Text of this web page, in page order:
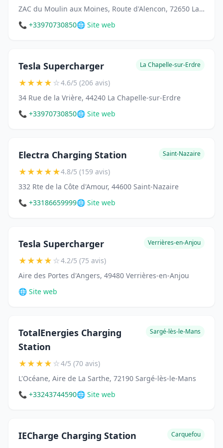
ZAC du Moulin aux Moines, Route d'Alencon, 72650 La Chapelle-Saint-Aubin
📞 +33970730850🌐 Site web
Tesla Supercharger La Chapelle-sur-Erdre
★★★★☆4.6/5 (206 avis)
34 Rue de la Vrière, 44240 La Chapelle-sur-Erdre
📞 +33970730850🌐 Site web
Electra Charging Station Saint-Nazaire
★★★★★4.8/5 (159 avis)
332 Rte de la Côte d'Amour, 44600 Saint-Nazaire
📞 +33186659999🌐 Site web
Tesla Supercharger Verrières-en-Anjou
★★★★☆4.2/5 (75 avis)
Aire des Portes d'Angers, 49480 Verrières-en-Anjou
🌐 Site web
TotalEnergies Charging
Station
Sargé-lès-le-Mans
★★★★☆4/5 (70 avis)
L'Océane, Aire de La Sarthe, 72190 Sargé-lès-le-Mans
📞 +33243744590🌐 Site web
IECharge Charging Station Carquefou